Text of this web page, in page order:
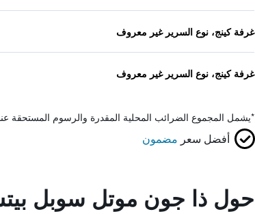
غرفة كينج، نوع السرير غير معروف
غرفة كينج، نوع السرير غير معروف
*يشمل المجموع الضرائب المحلية المقدرة والرسوم المستحقة
أفضل سعر مضمون
حول ذا جون موتل سوبل